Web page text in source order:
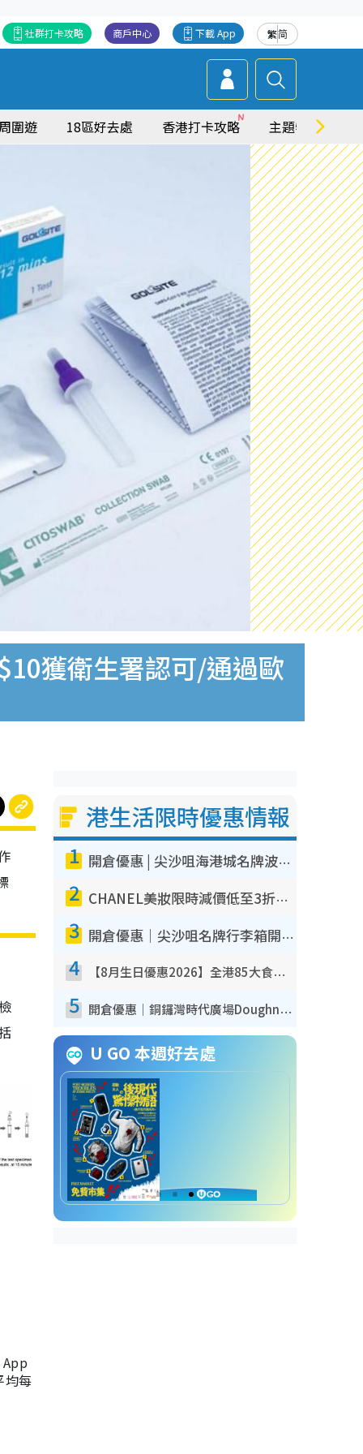
繁简
下載 App
商戶中心
社群打卡攻略
圍遊 18區好去處 香港打卡攻略 主題特集
獲衛生署認可/通過歐
均每
港生活限時優惠情報
1 開倉優惠 | 尖沙咀海港城名牌波鞋開倉低至1折！On鞋$899起／Joy&Peace鞋履$98起
2 CHANEL美妝限時減價低至3折！人氣粉底/唇膏/精華液低至$275！COCO香水都有平
3 開倉優惠｜尖沙咀名牌行李箱開倉低至4折！一連5日 American Tourister/ace./Hallmark $200起！
4 【8月生日優惠2026】全港85大食買玩著數攻略 自助餐/火鍋放題同行免費＋誠品/DONKI送現金券
5 開倉優惠｜銅鑼灣時代廣場Doughnut/Campo Marzio開倉低至1折！背囊、書包、手袋劈價$200起
U GO 本週好去處